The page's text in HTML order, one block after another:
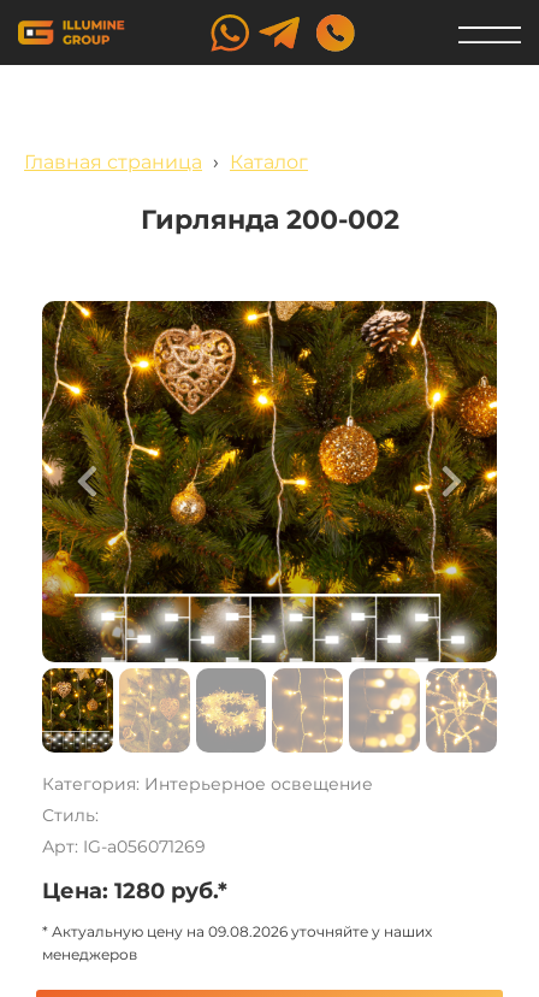
Главная страница › Каталог
Гирлянда 200-002
Категория: Интерьерное освещение
Стиль:
Арт: IG-a056071269
Цена: 1280 руб.*
* Актуальную цену на 09.08.2026 уточняйте у наших
менеджеров